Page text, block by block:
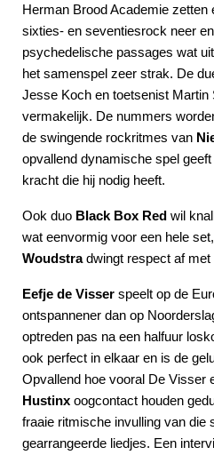
Herman Brood Academie zetten
sixties- en seventiesrock neer
psychedelische passages wat
het samenspel zeer strak. De
Jesse Koch en toetsenist Martin
vermakelijk. De nummers
de swingende rockritmes van
opvallend dynamische spel
kracht die hij nodig heeft.
Ook duo Black Box Red wil
wat eenvormig voor een hele
Woudstradwingt respect af met
Eefje de Visser speelt op de
ontspannener dan op
optreden pas na een halfuur
ook perfect in elkaar en is de
Opvallend hoe vooral De Visser
Hustinx oogcontact houden
fraaie ritmische invulling van die
gearrangeerde liedjes. Een